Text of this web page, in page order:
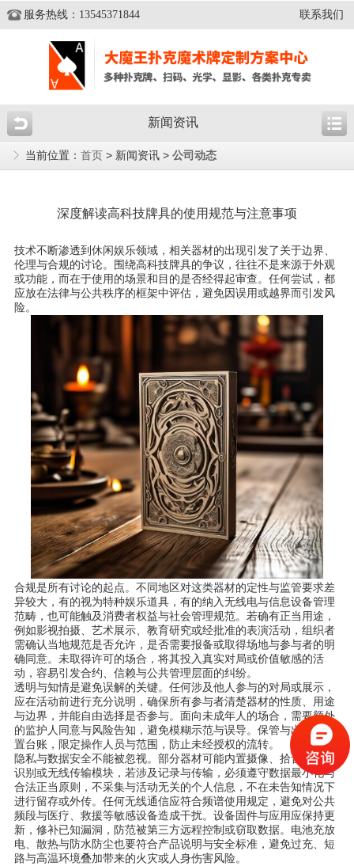
服务热线：13545371844 联系我们
新闻资讯
当前位置： 首页 > 新闻资讯 > 公司动态
深度解读高科技牌具的使用规范与注意事项
技术不断渗透到休闲娱乐领域，相关器材的出现引发了关于边界、
伦理与合规的讨论。围绕高科技牌具的争议，往往不是来源于外观
或功能，而在于使用的场景和目的是否经得起审查。任何尝试，都
应放在法律与公共秩序的框架中评估，避免因误用或越界而引发风
险。
合规是所有讨论的起点。不同地区对这类器材的定性与监管要求差
异较大，有的视为特种娱乐道具，有的纳入无线电与信息设备管理
范畴，也可能触及消费者权益与社会管理规范。若确有正当用途，
例如影视拍摄、艺术展示、教育研究或经批准的表演活动，组织者
需确认当地规范是否允许，是否需要报备或取得场地与参与者的明
确同意。未取得许可的场合，将其投入真实对局或价值敏感的活
动，容易引发合约、信赖与公共管理层面的纠纷。
透明与知情是避免误解的关键。任何涉及他人参与的对局或展示，
应在活动前进行充分说明，确保所有参与者清楚器材的性质、用途
与边界，并能自由选择是否参与。面向未成年人的场合，需要额外
的监护人同意与风险告知，避免模糊示范与误导。保管与出借应设
置台账，限定操作人员与范围，防止未经授权的流转。
隐私与数据安全不能被忽视。部分器材可能内置摄像、拾音、图像
识别或无线传输模块，若涉及记录与传输，必须遵守数据最小化与
合法正当原则，不采集与活动无关的个人信息，不在未告知情况下
进行留存或外传。任何无线通信应符合频谱使用规定，避免对公共
频段与医疗、救援等敏感设备造成干扰。设备固件与应用应保持更
新，修补已知漏洞，防范被第三方远程控制或窃取数据。电池充放
电、散热与防水防尘也要符合产品说明与安全标准，避免过充、短
路与高温环境叠加带来的火灾或人身伤害风险。